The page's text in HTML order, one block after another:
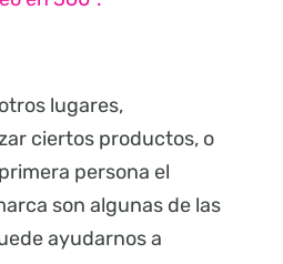
lugares,
ciertos productos, o
persona el
son algunas de las
ayudarnos a